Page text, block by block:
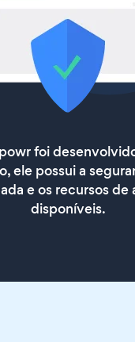
foi
ele possui a
e os recursos
disponíveis.